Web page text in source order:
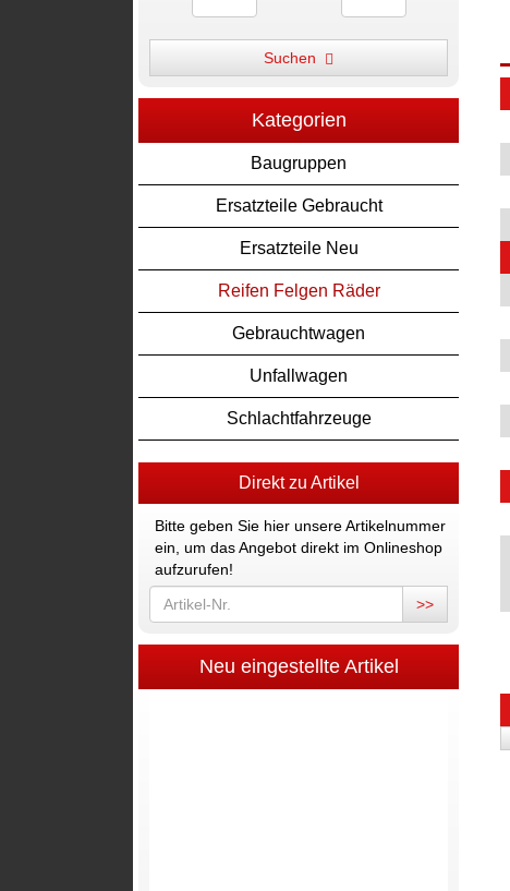
Suchen
Kategorien
Baugruppen
Ersatzteile Gebraucht
Ersatzteile Neu
Reifen Felgen Räder
Gebrauchtwagen
Unfallwagen
Schlachtfahrzeuge
Direkt zu Artikel
Bitte geben Sie hier unsere Artikelnummer
ein, um das Angebot direkt im Onlineshop
aufzurufen!
>>
Neu eingestellte Artikel